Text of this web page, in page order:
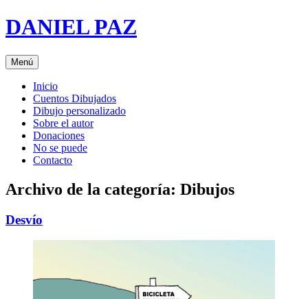
Saltar
al
DANIEL PAZ
Menú
Inicio
Cuentos Dibujados
Dibujo personalizado
Sobre el autor
Donaciones
No se puede
Contacto
Archivo de la categoría: Dibujos
Desvío